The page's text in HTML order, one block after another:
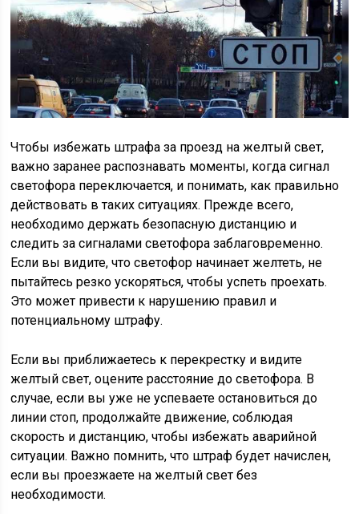
Чтобы избежать штрафа за проезд на желтый свет,
важно заранее распознавать моменты, когда сигнал
светофора переключается, и понимать, как правильно
действовать в таких ситуациях. Прежде всего,
необходимо держать безопасную дистанцию и
следить за сигналами светофора заблаговременно.
Если вы видите, что светофор начинает желтеть, не
пытайтесь резко ускоряться, чтобы успеть проехать.
Это может привести к нарушению правил и
потенциальному штрафу.
Если вы приближаетесь к перекрестку и видите
желтый свет, оцените расстояние до светофора. В
случае, если вы уже не успеваете остановиться до
линии стоп, продолжайте движение, соблюдая
скорость и дистанцию, чтобы избежать аварийной
ситуации. Важно помнить, что штраф будет начислен,
если вы проезжаете на желтый свет без
необходимости.